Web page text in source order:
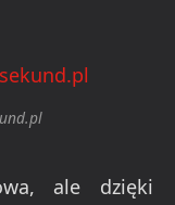
ale dzięki